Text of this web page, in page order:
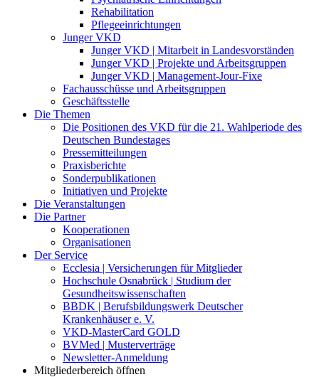
Rehabilitation
Pflegeeinrichtungen
Junger VKD
Junger VKD | Mitarbeit in Landesvorständen
Junger VKD | Projekte und Arbeitsgruppen
Junger VKD | Management-Jour-Fixe
Fachausschüsse und Arbeitsgruppen
Geschäftsstelle
Die Themen
Die Positionen des VKD für die 21. Wahlperiode des
Deutschen Bundestages
Pressemitteilungen
Praxisberichte
Sonderpublikationen
Initiativen und Projekte
Die Veranstaltungen
Die Partner
Kooperationen
Organisationen
Der Service
Ecclesia | Versicherungen für Mitglieder
Hochschule Osnabrück | Studium der
Gesundheitswissenschaften
BBDK | Berufsbildungswerk Deutscher
Krankenhäuser e. V.
VKD-MasterCard GOLD
BVMed | Musterverträge
Newsletter-Anmeldung
Mitgliederbereich öffnen